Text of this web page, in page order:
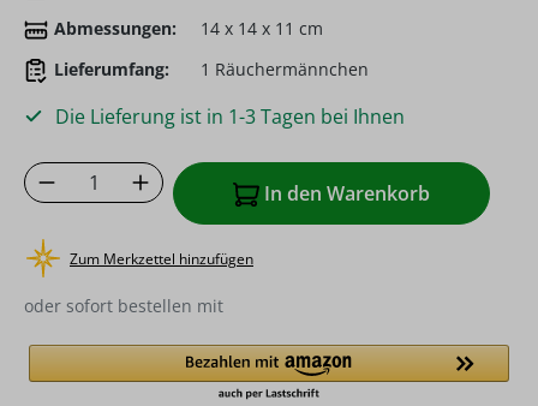
Abmessungen:
14 x 14 x 11 cm
Lieferumfang:
1 Räuchermännchen
Die Lieferung ist in 1-3 Tagen bei Ihnen
Produkt Anzahl: Gib den gewünschten
In den Warenkorb
Zum Merkzettel hinzufügen
oder sofort bestellen mit